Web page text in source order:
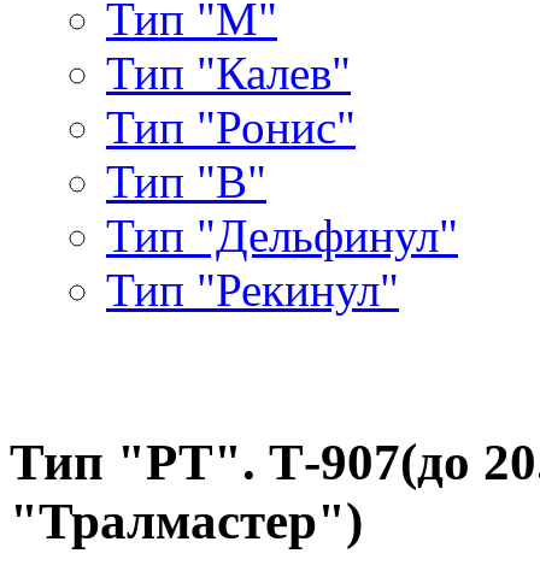
Тип "М"
Тип "Калев"
Тип "Ронис"
Тип "В"
Тип "Дельфинул"
Тип "Рекинул"
Тип "РТ". Т-907(до
"Тралмастер")